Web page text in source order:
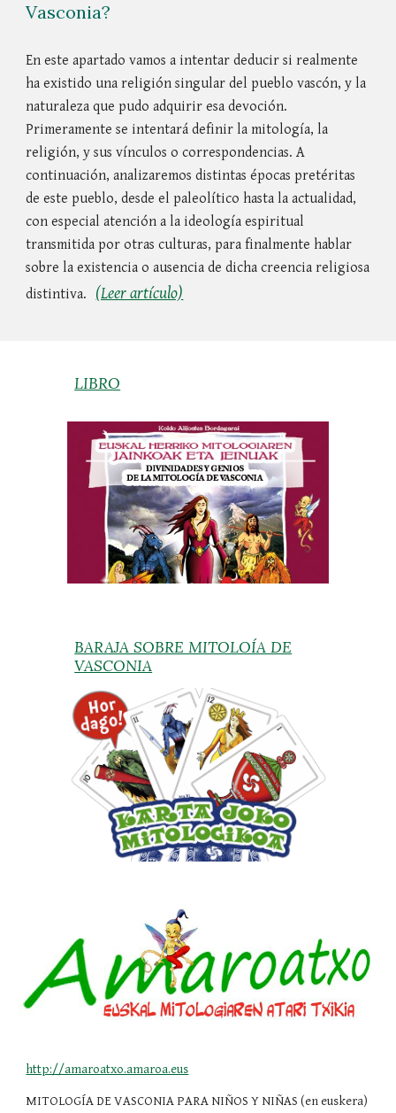
Vasconia?
En este apartado vamos a intentar deducir si realmente
ha existido una religión singular del pueblo vascón, y la
naturaleza que pudo adquirir esa devoción.
Primeramente se intentará definir la mitología, la
religión, y sus vínculos o correspondencias. A
continuación, analizaremos distintas épocas pretéritas
de este pueblo, desde el paleolítico hasta la actualidad,
con especial atención a la ideología espiritual
transmitida por otras culturas, para finalmente hablar
sobre la existencia o ausencia de dicha creencia religiosa
distintiva.
(Leer artículo)
LIBRO
BARAJA SOBRE MITOLOÍA DE
VASCONIA
http://amaroatxo.amaroa.eus
MITOLOGÍA DE VASCONIA PARA NIÑOS Y NIÑAS (en euskera)